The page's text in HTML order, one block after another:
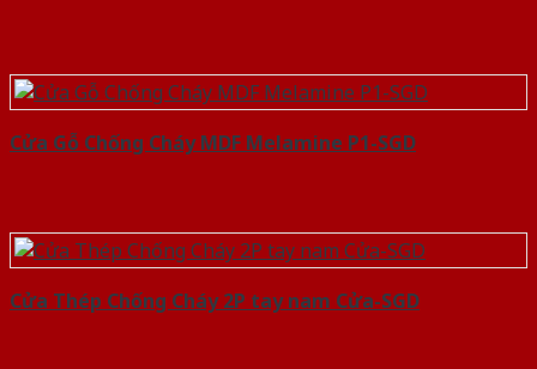
Cửa Gỗ Chống Cháy MDF Melamine P1-SGD
Cửa Thép Chống Cháy 2P tay nam Cửa-SGD